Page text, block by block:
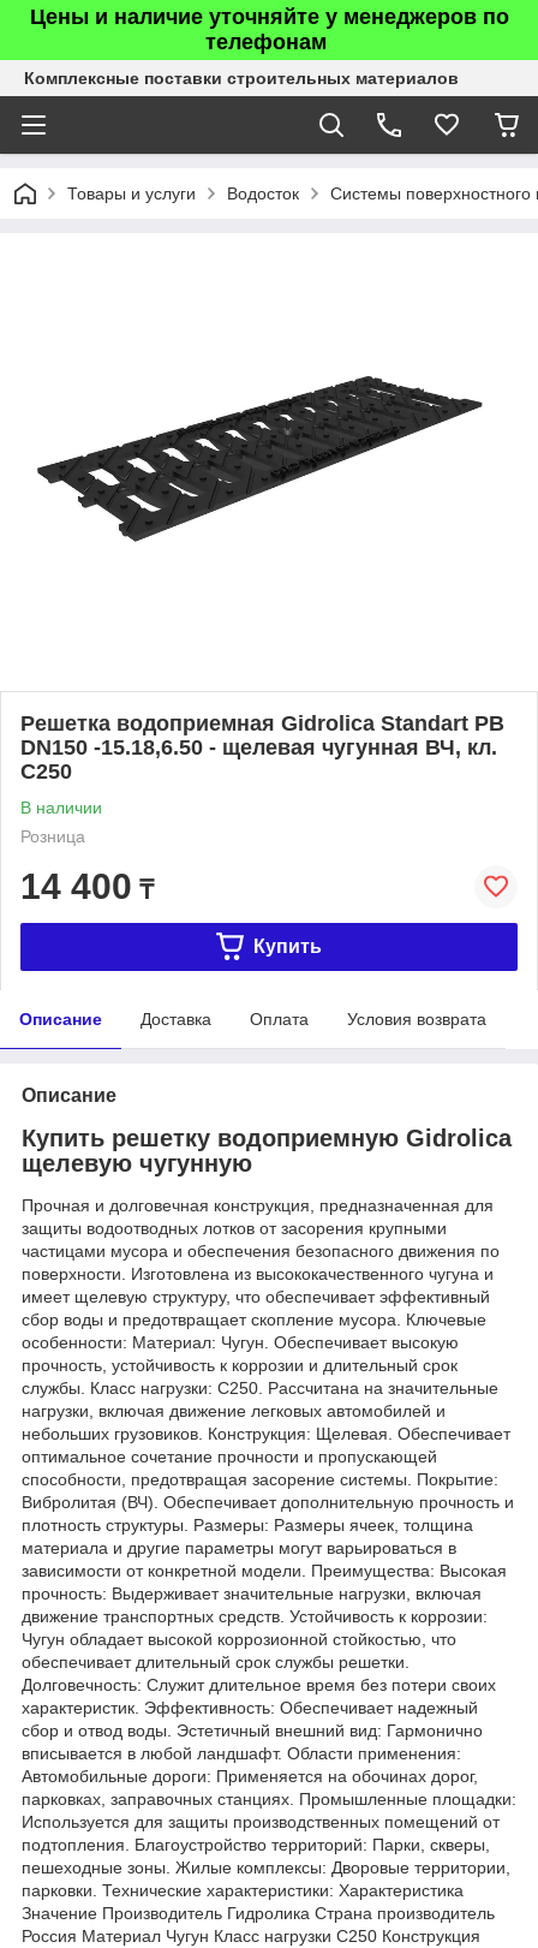
Цены и наличие уточняйте у менеджеров по
телефонам
Комплексные поставки строительных материалов
Товары и услуги Водосток Системы поверхностного
Решетка водоприемная Gidrolica Standart РВ
DN150 -15.18,6.50 - щелевая чугунная ВЧ, кл.
С250
В наличии
Розница
14 400 ₸
Купить
Описание Доставка Оплата Условия возврата
Описание
Купить решетку водоприемную Gidrolica
щелевую чугунную
Прочная и долговечная конструкция, предназначенная для
защиты водоотводных лотков от засорения крупными
частицами мусора и обеспечения безопасного движения по
поверхности. Изготовлена из высококачественного чугуна и
имеет щелевую структуру, что обеспечивает эффективный
сбор воды и предотвращает скопление мусора. Ключевые
особенности: Материал: Чугун. Обеспечивает высокую
прочность, устойчивость к коррозии и длительный срок
службы. Класс нагрузки: C250. Рассчитана на значительные
нагрузки, включая движение легковых автомобилей и
небольших грузовиков. Конструкция: Щелевая. Обеспечивает
оптимальное сочетание прочности и пропускающей
способности, предотвращая засорение системы. Покрытие:
Вибролитая (ВЧ). Обеспечивает дополнительную прочность и
плотность структуры. Размеры: Размеры ячеек, толщина
материала и другие параметры могут варьироваться в
зависимости от конкретной модели. Преимущества: Высокая
прочность: Выдерживает значительные нагрузки, включая
движение транспортных средств. Устойчивость к коррозии:
Чугун обладает высокой коррозионной стойкостью, что
обеспечивает длительный срок службы решетки.
Долговечность: Служит длительное время без потери своих
характеристик. Эффективность: Обеспечивает надежный
сбор и отвод воды. Эстетичный внешний вид: Гармонично
вписывается в любой ландшафт. Области применения:
Автомобильные дороги: Применяется на обочинах дорог,
парковках, заправочных станциях. Промышленные площадки:
Используется для защиты производственных помещений от
подтопления. Благоустройство территорий: Парки, скверы,
пешеходные зоны. Жилые комплексы: Дворовые территории,
парковки. Технические характеристики: Характеристика
Значение Производитель Гидролика Страна производитель
Россия Материал Чугун Класс нагрузки C250 Конструкция